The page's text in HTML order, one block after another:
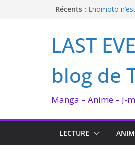
Récents : Enomoto
Ma collection
I’m not in
LAST
blog de
Manga – Anime – J-
LECTURE